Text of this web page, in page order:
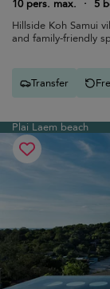
10 pers. max. · 5
Hillside Koh Samui
and family-friendly
Transfer
Plai Laem beach